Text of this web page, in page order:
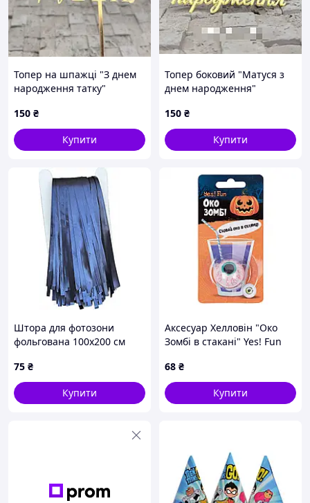
Топер на шпажці "З днем
народження татку"
150 ₴
Купити
Топер боковий "Матуся з
днем народження"
150 ₴
Купити
Штора для фотозони
фольгована 100х200 см
синя
75 ₴
Купити
Аксесуар Хелловін "Око
Зомбі в стакані" Yes! Fun
68 ₴
Купити